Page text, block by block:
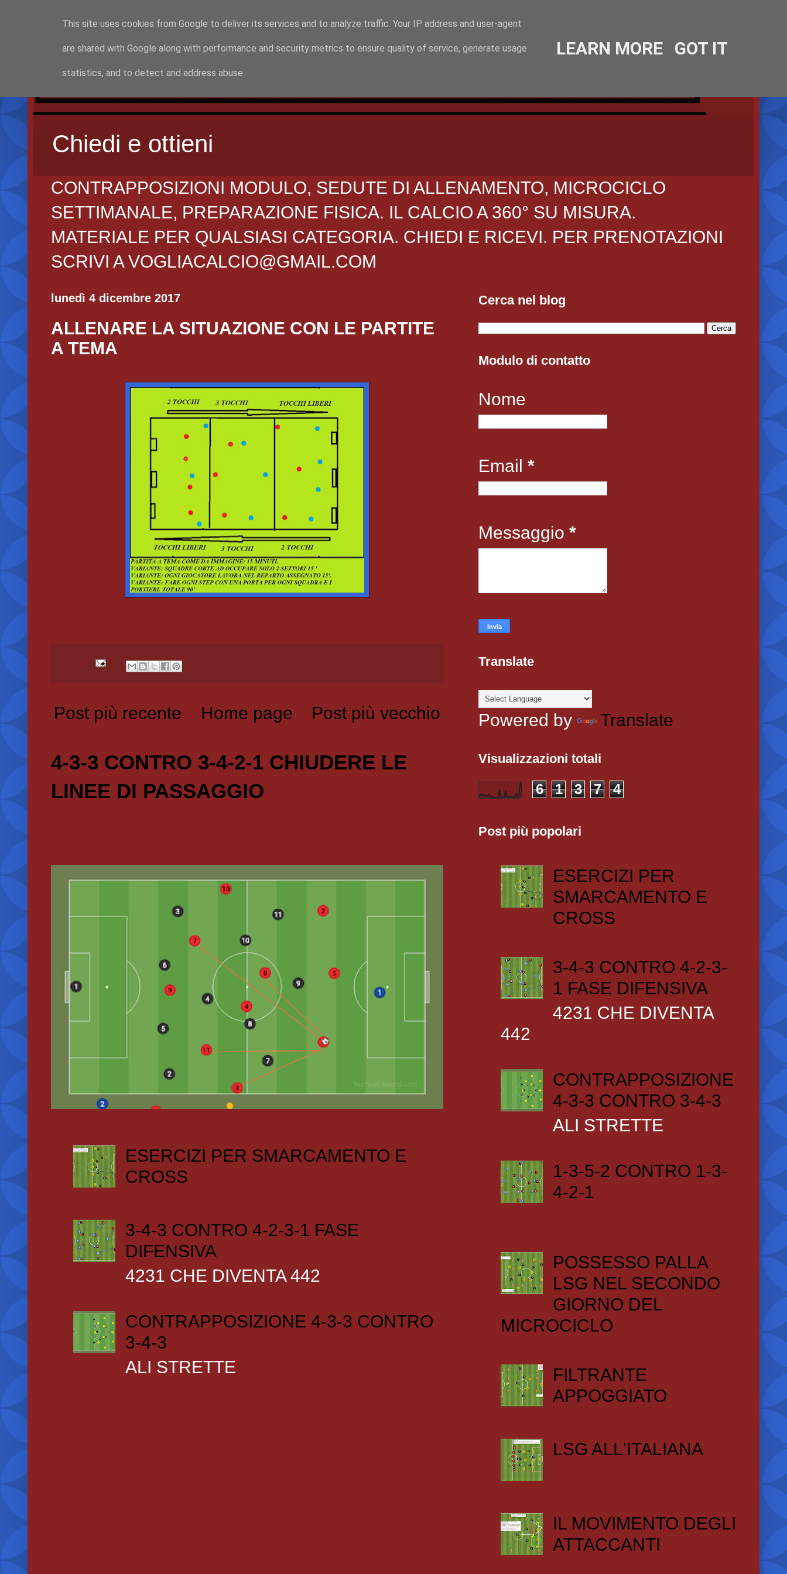
Chiedi e ottieni
CONTRAPPOSIZIONI MODULO, SEDUTE DI ALLENAMENTO, MICROCICLO
SETTIMANALE, PREPARAZIONE FISICA. IL CALCIO A 360° SU MISURA.
MATERIALE PER QUALSIASI CATEGORIA. CHIEDI E RICEVI. PER PRENOTAZIONI
SCRIVI A VOGLIACALCIO@GMAIL.COM
lunedì 4 dicembre 2017
ALLENARE LA SITUAZIONE CON LE PARTITE
A TEMA
Post più recente Post più vecchio
Home page
4-3-3 CONTRO 3-4-2-1 CHIUDERE LE
LINEE DI PASSAGGIO
ESERCIZI PER SMARCAMENTO E
CROSS
3-4-3 CONTRO 4-2-3-1 FASE
DIFENSIVA
4231 CHE DIVENTA 442
CONTRAPPOSIZIONE 4-3-3 CONTRO
3-4-3
ALI STRETTE
Cerca nel blog
Modulo di contatto
Nome
Email *
Messaggio *
Translate
Powered by Translate
Visualizzazioni totali
6 1 3 7 4
Post più popolari
ESERCIZI PER
SMARCAMENTO E
CROSS
3-4-3 CONTRO 4-2-3-
1 FASE DIFENSIVA
4231 CHE DIVENTA
442
CONTRAPPOSIZIONE
4-3-3 CONTRO 3-4-3
ALI STRETTE
1-3-5-2 CONTRO 1-3-
4-2-1
POSSESSO PALLA
LSG NEL SECONDO
GIORNO DEL
MICROCICLO
FILTRANTE
APPOGGIATO
LSG ALL'ITALIANA
IL MOVIMENTO DEGLI
ATTACCANTI
This site uses cookies from Google to deliver its services and to analyze traffic. Your IP address and user-agent
are shared with Google along with performance and security metrics to ensure quality of service, generate usage
statistics, and to detect and address abuse.
LEARN MORE GOT IT